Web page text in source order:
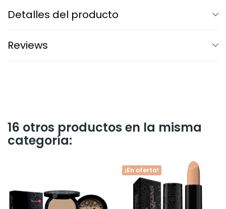
Detalles del producto
Reviews
16 otros productos en la misma
categoría:
¡En oferta!